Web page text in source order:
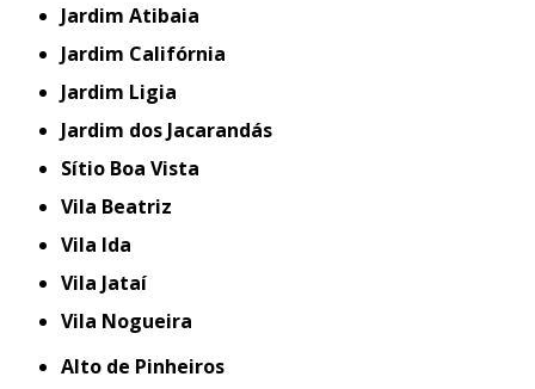
Jardim Atibaia
Jardim Califórnia
Jardim Ligia
Jardim dos Jacarandás
Sítio Boa Vista
Vila Beatriz
Vila Ida
Vila Jataí
Vila Nogueira
Alto de Pinheiros